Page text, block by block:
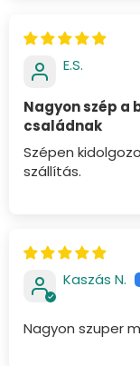
E.S.
Nagyon szép a
családnak
Szépen
szállítás.
Kaszás N.
Nagyon szuper